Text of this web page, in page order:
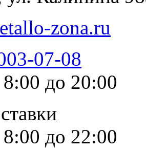
zona.ru
07-08
до 20:00
до 22:00